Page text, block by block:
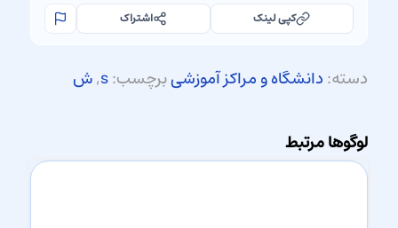
کپی لینک اشتراک
دسته:دانشگاه و مراکز آموزشیبرچسب:s
,ش
لوگوها مرتبط